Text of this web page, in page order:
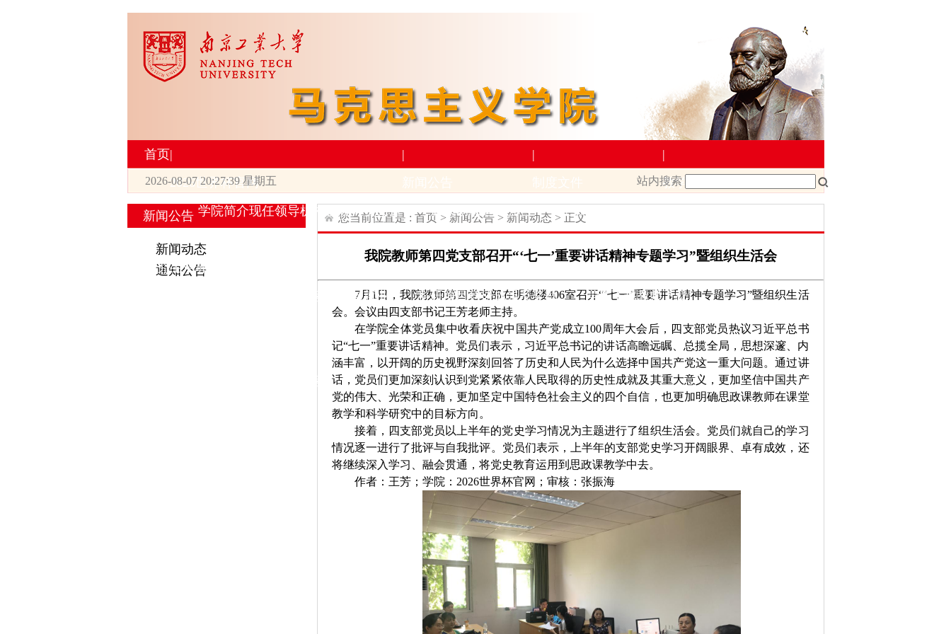
首页|
2026世界杯官网
学院简介现任领导机构设置师资力量
|
新闻动态 通知公告
|
上级文件
|
教学管理
研究生培养
学生活动 招生与就业
科研项目科研成果及奖励
学生下载教师下载
工会活动
2026-08-07 20:27:40 星期五 站内搜索
新闻公告
新闻动态
通知公告
您当前位置是 : 首页> 新闻公告> 新闻动态 > 正文
我院教师第四党支部召开“‘七一’重要讲话精神专题学习”暨组织生活会
7月1日，我院教师第四党支部在明德楼406室召开“‘七一’重要讲话精神专题学习”暨组织生活
会。会议由四支部书记王芳老师主持。
在学院全体党员集中收看庆祝中国共产党成立100周年大会后，四支部党员热议习近平总书
记“七一”重要讲话精神。党员们表示，习近平总书记的讲话高瞻远瞩、总揽全局，思想深邃、内
涵丰富，以开阔的历史视野深刻回答了历史和人民为什么选择中国共产党这一重大问题。通过讲
话，党员们更加深刻认识到党紧紧依靠人民取得的历史性成就及其重大意义，更加坚信中国共产
党的伟大、光荣和正确，更加坚定中国特色社会主义的四个自信，也更加明确思政课教师在课堂
教学和科学研究中的目标方向。
接着，四支部党员以上半年的党史学习情况为主题进行了组织生活会。党员们就自己的学习
情况逐一进行了批评与自我批评。党员们表示，上半年的支部党史学习开阔眼界、卓有成效，还
将继续深入学习、融会贯通，将党史教育运用到思政课教学中去。
作者：王芳；学院：2026世界杯官网；审核：张振海